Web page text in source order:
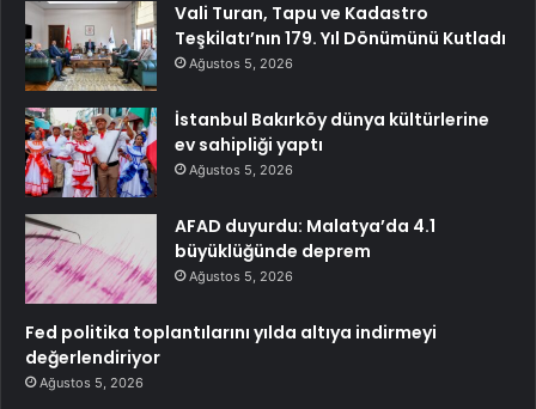
Vali Turan, Tapu ve Kadastro
Teşkilatı’nın 179. Yıl Dönümünü Kutladı
Ağustos 5, 2026
İstanbul Bakırköy dünya kültürlerine
ev sahipliği yaptı
Ağustos 5, 2026
AFAD duyurdu: Malatya’da 4.1
büyüklüğünde deprem
Ağustos 5, 2026
Fed politika toplantılarını yılda altıya indirmeyi
değerlendiriyor
Ağustos 5, 2026